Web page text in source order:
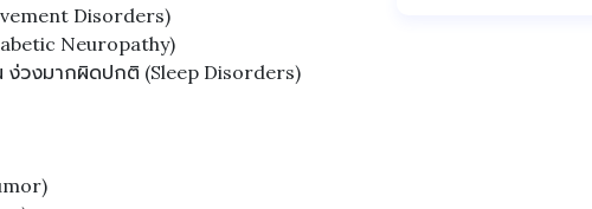
Disorders)
Neuropathy)
วงมากผิดปกติ (Sleep Disorders)